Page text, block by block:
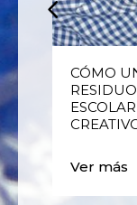
CÓMO
Ver más